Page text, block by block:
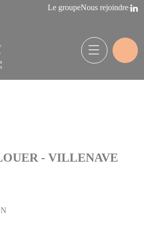
Le groupeNous rejoindre
- VILLENAVE